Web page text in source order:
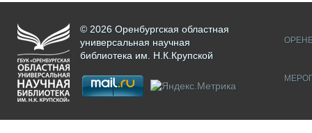
© 2026 Оренбургская областная
универсальная научная
библиотека им. Н.К.Крупской